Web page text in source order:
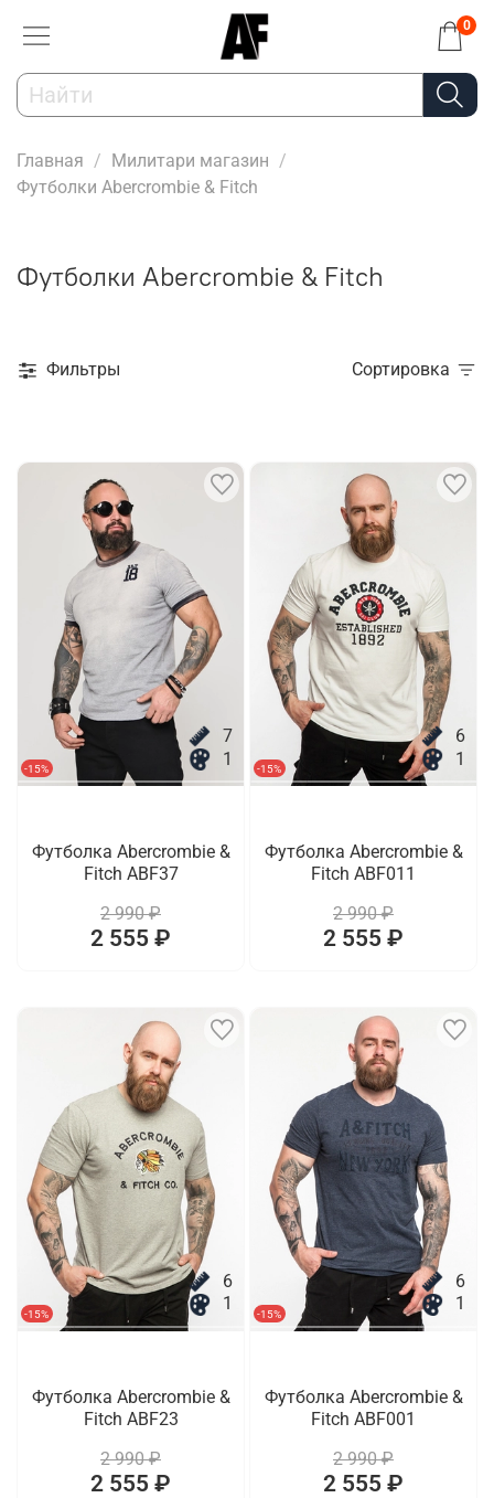
0
Главная
Милитари магазин
Футболки Abercrombie & Fitch
Футболки Abercrombie & Fitch
Фильтры Сортировка
-15%
7
1
Футболка Abercrombie &
Fitch ABF37
2 990 ₽
2 555 ₽
-15%
6
1
Футболка Abercrombie &
Fitch ABF011
2 990 ₽
2 555 ₽
-15%
6
1
Футболка Abercrombie &
Fitch ABF23
2 990 ₽
2 555 ₽
-15%
6
1
Футболка Abercrombie &
Fitch ABF001
2 990 ₽
2 555 ₽